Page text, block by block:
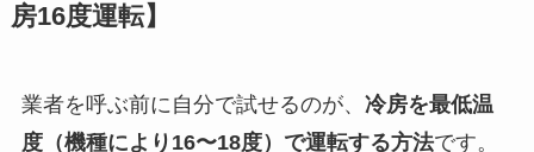
房16度運転】
業者を呼ぶ前に自分で試せるのが、 冷房を最低温
度（機種により16〜18度）で運転する方法です。